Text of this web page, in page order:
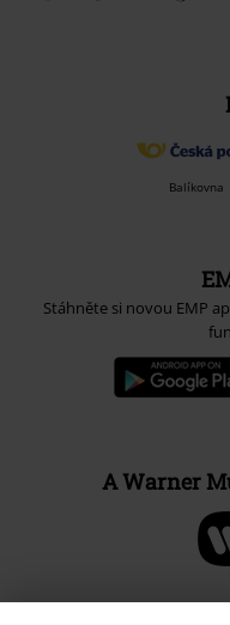
Balíkovna
Stáhněte si novou EMP
A Warner